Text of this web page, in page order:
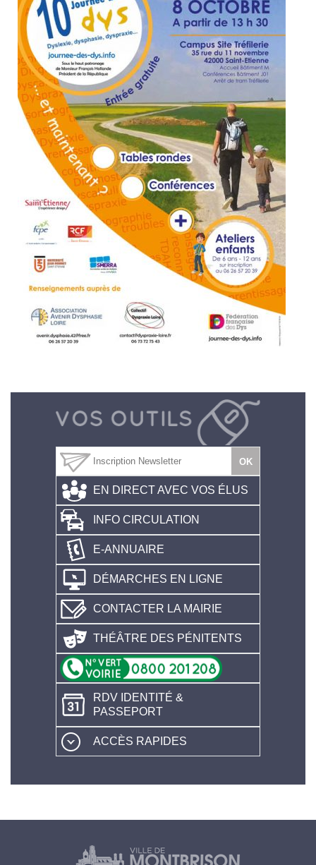
EN DIRECT AVEC VOS ÉLUS
INFO CIRCULATION
E-ANNUAIRE
DÉMARCHES EN LIGNE
CONTACTER LA MAIRIE
THÉÂTRE DES PÉNITENTS
RDV IDENTITÉ &
PASSEPORT
ACCÈS RAPIDES